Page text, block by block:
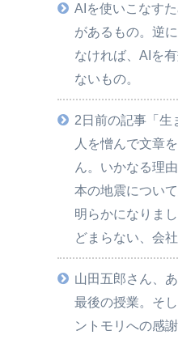
AIを使いこなす
があるもの。逆
なければ、AIを
ないもの。
2日前の記事「生
人を憎んで文章
ん。いかなる理
本の地震につい
明らかになりま
どまらない、会
山田五郎さん、
最後の授業。そ
ントモリへの感謝